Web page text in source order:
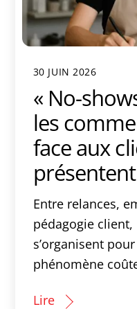
30 JUIN 2026
« No-
les
face aux
Entre relances,
pédagogie
s’organisent
phénomène
Lire